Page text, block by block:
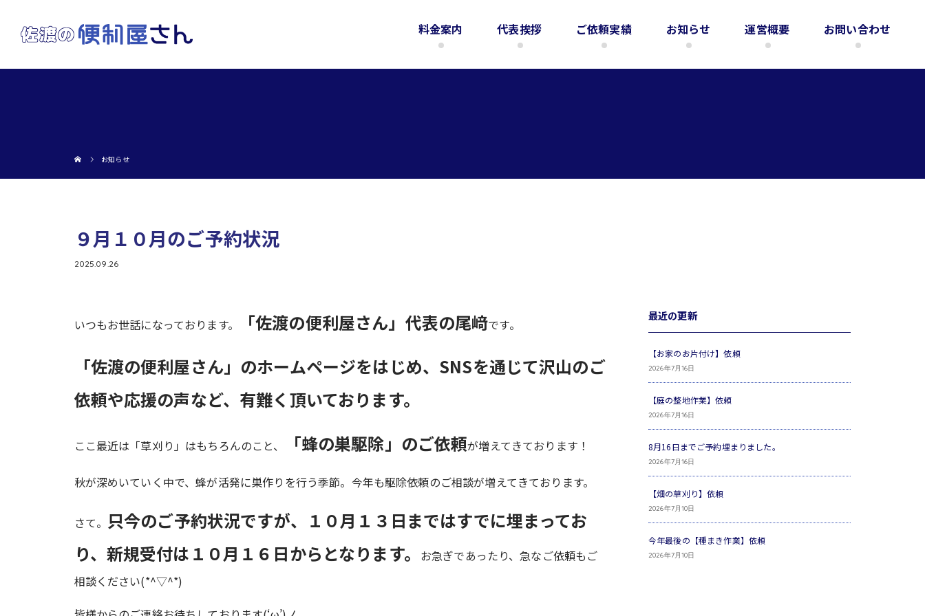
料金案内 代表挨拶 ご依頼実績 お知らせ 運営概要 お問い合わせ
お知らせ
９月１０月のご予約状況
2025.09.26
いつもお世話になっております。 「佐渡の便利屋さん」代表の尾﨑です。
「佐渡の便利屋さん」のホームページをはじめ、SNSを通じて沢山のご
依頼や応援の声など、有難く頂いております。
ここ最近は「草刈り」はもちろんのこと、 「蜂の巣駆除」のご依頼が増えてきております！
秋が深めいていく中で、蜂が活発に巣作りを行う季節。今年も駆除依頼のご相談が増えてきております。
さて。 只今のご予約状況ですが、１０月１３日まではすでに埋まってお
り、新規受付は１０月１６日からとなります。
お急ぎであったり、急なご依頼もご
相談ください(*^▽^*)
最近の更新
【お家のお片付け】依頼
2026年7月16日
【庭の整地作業】依頼
2026年7月16日
8月16日までご予約埋まりました。
2026年7月16日
【畑の草刈り】依頼
2026年7月10日
今年最後の【種まき作業】依頼
2026年7月10日